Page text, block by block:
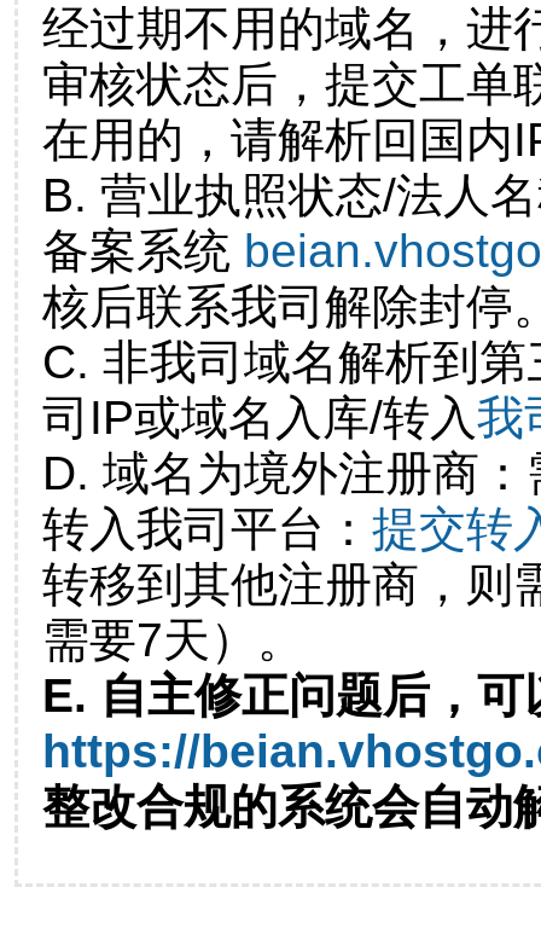
经过期不用的域名，进
审核状态后，提交工单
在用的，请解析回国内
B. 营业执照状态/法人
备案系统
核后联系我司解除封停
C. 非我司域名解析到
司IP或域名入库/转入我
D. 域名为境外注册商
转入我司平台： 提交转
转移到其他注册商，则
需要7天）。
E. 自主修正问题后，可
https://
整改合规的系统会自动